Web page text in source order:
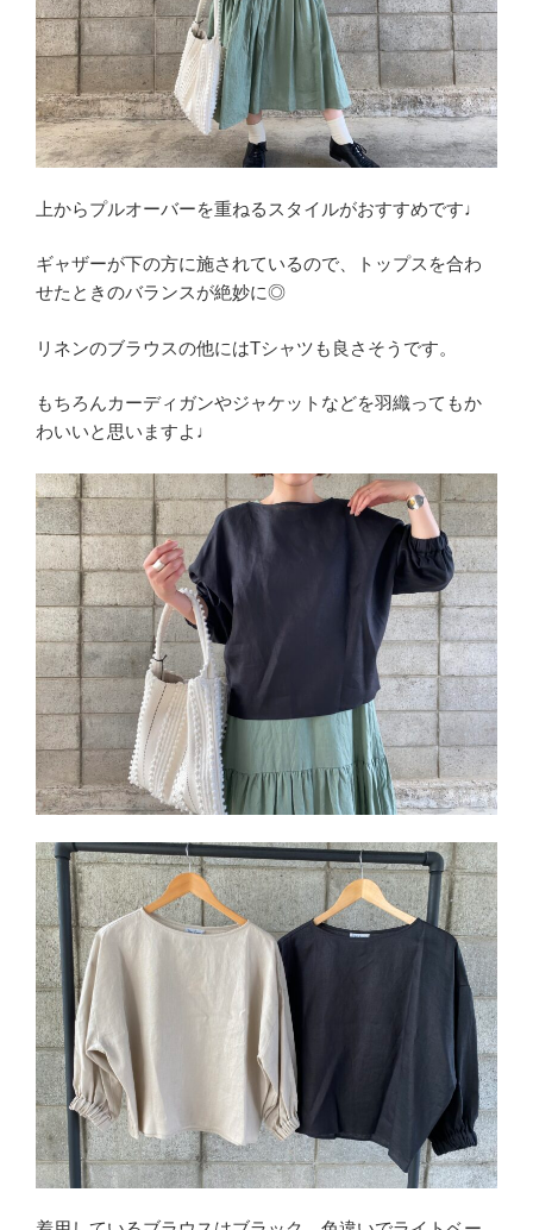
上からプルオーバーを重ねるスタイルがおすすめです♩
ギャザーが下の方に施されているので、トップスを合わ
せたときのバランスが絶妙に◎
リネンのブラウスの他にはTシャツも良さそうです。
もちろんカーディガンやジャケットなどを羽織ってもか
わいいと思いますよ♩